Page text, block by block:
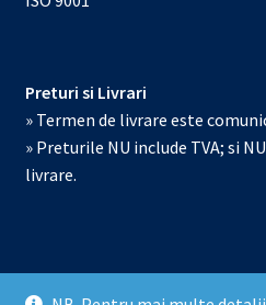
Preturi si Livrari
» Termen de livrare este
» Preturile NU include TVA; si
livrare.